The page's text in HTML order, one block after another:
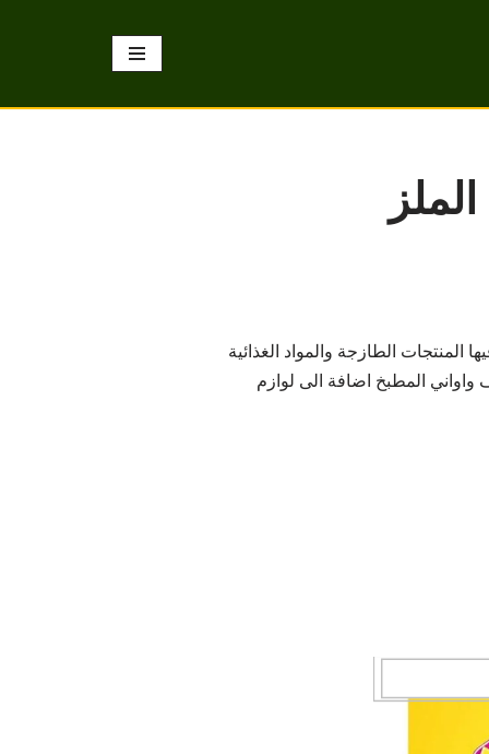
الطازجة والمواد الغذائية
المطبخ اضافة الى لوازم